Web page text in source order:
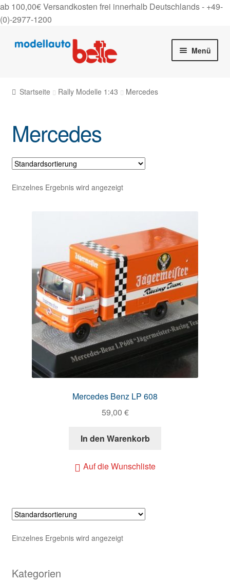
ab 100,00€ Versandkosten frei innerhalb Deutschlands - +49-
(0)-2977-1200
Zur
Zum
Menü
Gutscheine
Über uns
On Tour
Startseite Rally Modelle 1:43 Mercedes
Mercedes
Einzelnes Ergebnis wird angezeigt
Mercedes Benz LP 608
59,00 €
In den Warenkorb
Auf die Wunschliste
Einzelnes Ergebnis wird angezeigt
Kategorien